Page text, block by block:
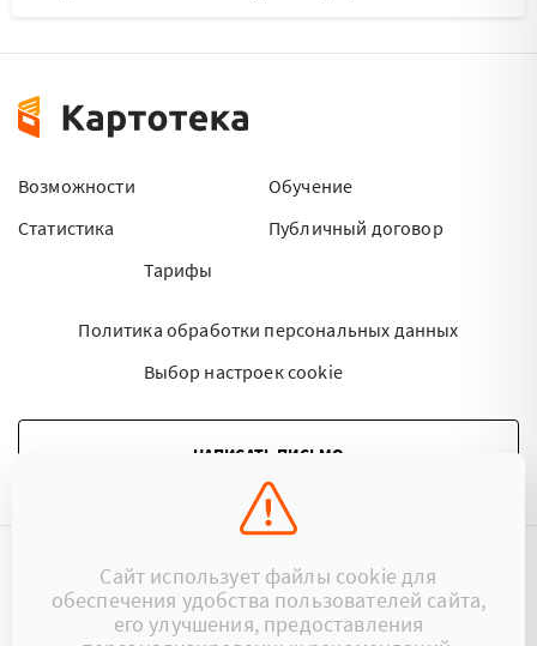
Возможности
Статистика
Тарифы
Обучение
Публичный договор
Политика обработки персональных данных
Выбор настроек cookie
НАПИСАТЬ ПИСЬМО
©2015 - 2026 Kartoteka.by Все права защищены.
+375 (29) 17-383-17 ООО «Картотека»
Сайт использует файлы cookie для
обеспечения удобства пользователей сайта,
его улучшения, предоставления